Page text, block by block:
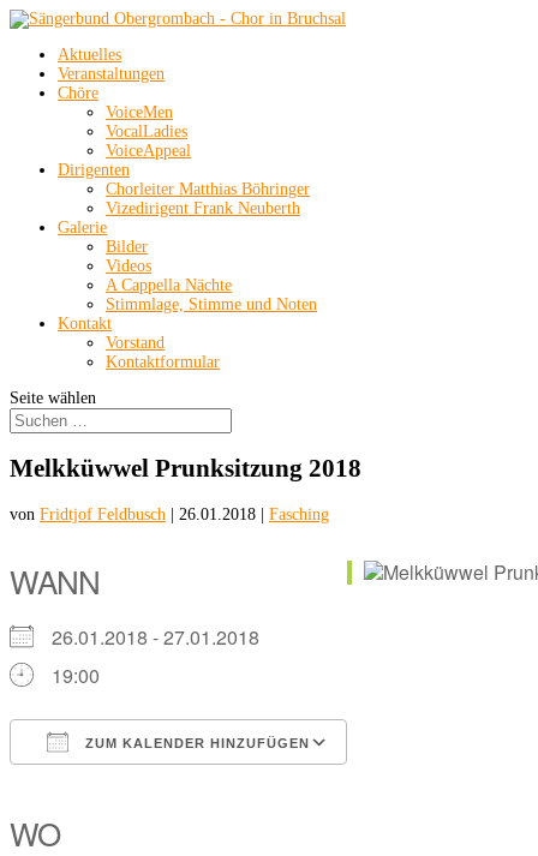
Aktuelles
Veranstaltungen
Chöre
VoiceMen
VocalLadies
VoiceAppeal
Dirigenten
Chorleiter Matthias Böhringer
Vizedirigent Frank Neuberth
Galerie
Bilder
Videos
A Cappella Nächte
Stimmlage, Stimme und Noten
Kontakt
Vorstand
Kontaktformular
Seite wählen
Melkküwwel Prunksitzung 2018
von Fridtjof Feldbusch 26.01.2018 Fasching
WANN
26.01.2018 - 27.01.2018
19:00
ZUM KALENDER HINZUFÜGEN
WO